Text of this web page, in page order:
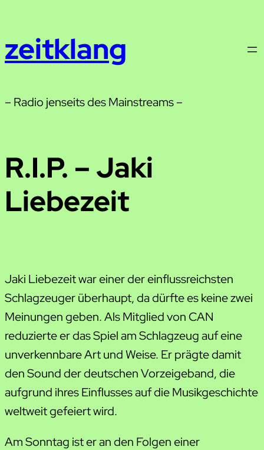
springen
zeitklang
– Radio jenseits des Mainstreams –
R.I.P. – Jaki
Liebezeit
Jaki Liebezeit war einer der einflussreichsten
Schlagzeuger überhaupt, da dürfte es keine zwei
Meinungen geben. Als Mitglied von CAN
reduzierte er das Spiel am Schlagzeug auf eine
unverkennbare Art und Weise. Er prägte damit
den Sound der deutschen Vorzeigeband, die
aufgrund ihres Einflusses auf die Musikgeschichte
weltweit gefeiert wird.
Am Sonntag ist er an den Folgen einer